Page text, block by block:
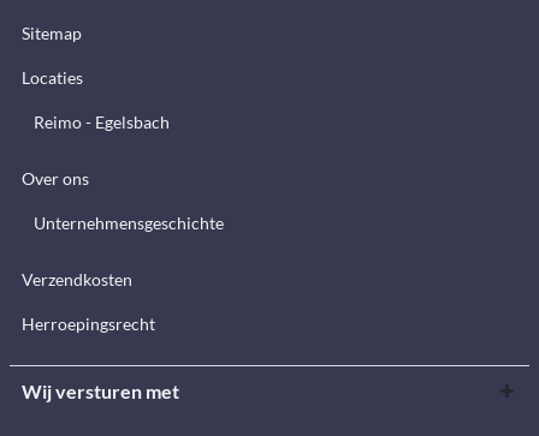
Sitemap
Locaties
Reimo - Egelsbach
Over ons
Unternehmensgeschichte
Verzendkosten
Herroepingsrecht
Wij versturen met